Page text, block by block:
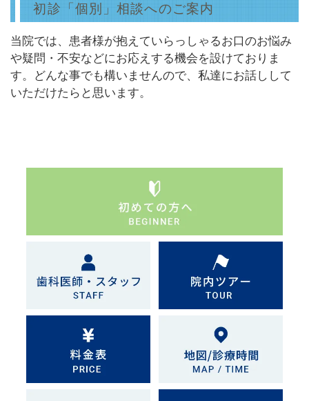
初診「個別」相談へのご案内
当院では、患者様が抱えていらっしゃるお口のお悩み
や疑問・不安などにお応えする機会を設けておりま
す。どんな事でも構いませんので、私達にお話しして
いただけたらと思います。